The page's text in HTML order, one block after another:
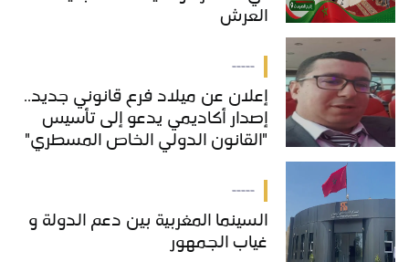
العرش
-----
إعلان عن ميلاد فرع قانوني جديد..
إصدار أكاديمي يدعو إلى تأسيس
"القانون الدولي الخاص المسطري"
-----
السينما المغربية بين دعم الدولة و
غياب الجمهور